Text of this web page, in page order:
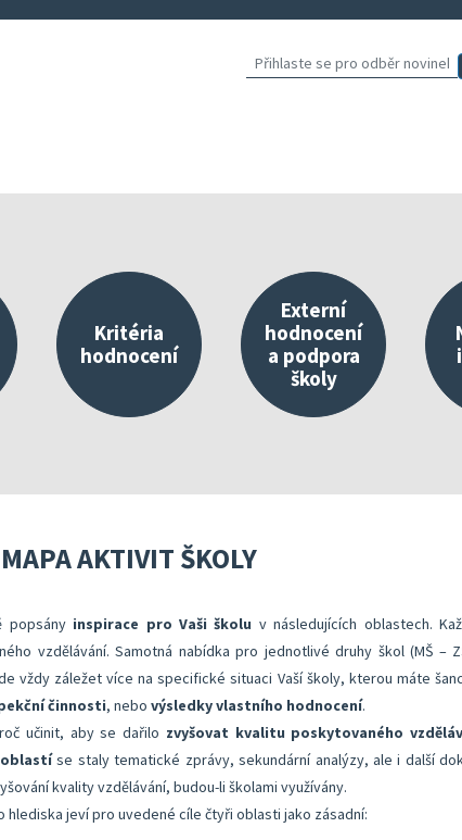
hodnocení
učitelství
hodnocení
InspIS DATA
na kvalitu
podle kritérií
– podpora pohybových aktivit školy
Kritéria
hodnocení
Struktura zobrazených kritérií
Znění kritérií hodnocení podmínek, průběhu
Externí
hodnocení
a podpora
školy
Rok v ředitelně
MAPA AKTIVIT ŠKOLY
popsány inspirace pro Vaši školu v následujících oblastech.
vzdělávání. Samotná nabídka pro jednotlivé druhy škol (MŠ –
záležet více na specifické situaci Vaší školy, kterou máte
činnosti, nebo výsledky vlastního hodnocení.
učinit, aby se dařilo zvyšovat kvalitu poskytovaného
se staly tematické zprávy, sekundární analýzy, ale i další
kvality vzdělávání, budou-li školami využívány.
jeví pro uvedené cíle čtyři oblasti jako zásadní: